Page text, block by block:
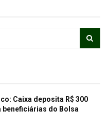
Caixa deposita R$ 300
beneficiárias do Bolsa